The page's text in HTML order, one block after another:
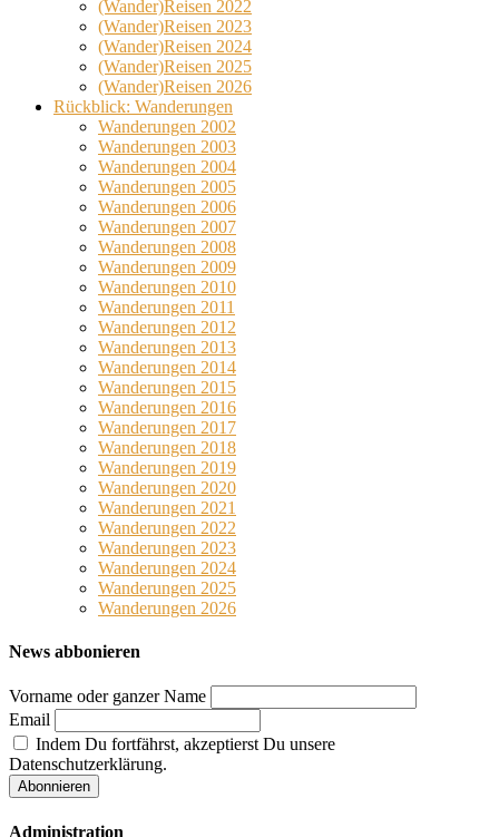
(Wander)Reisen 2022
(Wander)Reisen 2023
(Wander)Reisen 2024
(Wander)Reisen 2025
(Wander)Reisen 2026
Rückblick: Wanderungen
Wanderungen 2002
Wanderungen 2003
Wanderungen 2004
Wanderungen 2005
Wanderungen 2006
Wanderungen 2007
Wanderungen 2008
Wanderungen 2009
Wanderungen 2010
Wanderungen 2011
Wanderungen 2012
Wanderungen 2013
Wanderungen 2014
Wanderungen 2015
Wanderungen 2016
Wanderungen 2017
Wanderungen 2018
Wanderungen 2019
Wanderungen 2020
Wanderungen 2021
Wanderungen 2022
Wanderungen 2023
Wanderungen 2024
Wanderungen 2025
Wanderungen 2026
News abbonieren
Vorname oder ganzer Name
Email
Indem Du fortfährst, akzeptierst Du unsere
Datenschutzerklärung.
Administration